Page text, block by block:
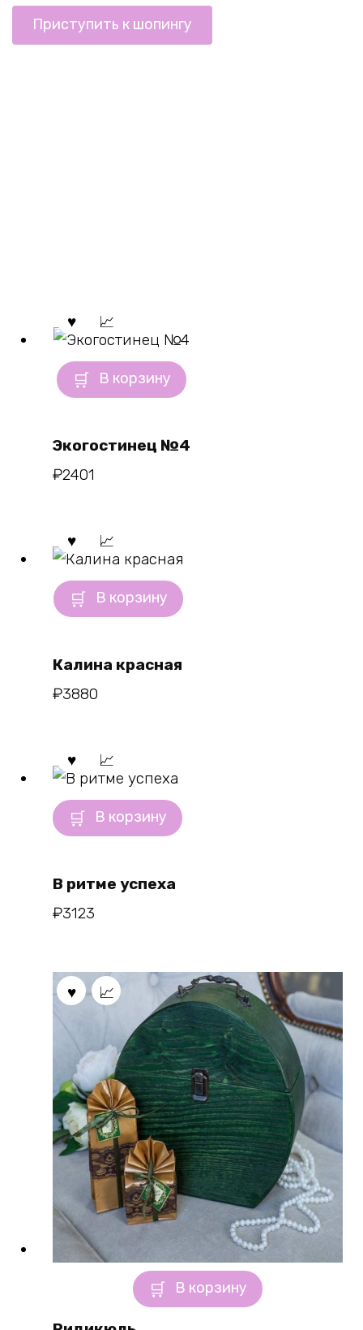
Приступить к шопингу
В корзину
Экогостинец №4
₽2401
В корзину
Калина красная
₽3880
В корзину
В ритме успеха
₽3123
В корзину